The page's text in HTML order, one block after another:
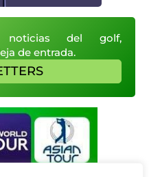
noticias del golf,
de entrada.